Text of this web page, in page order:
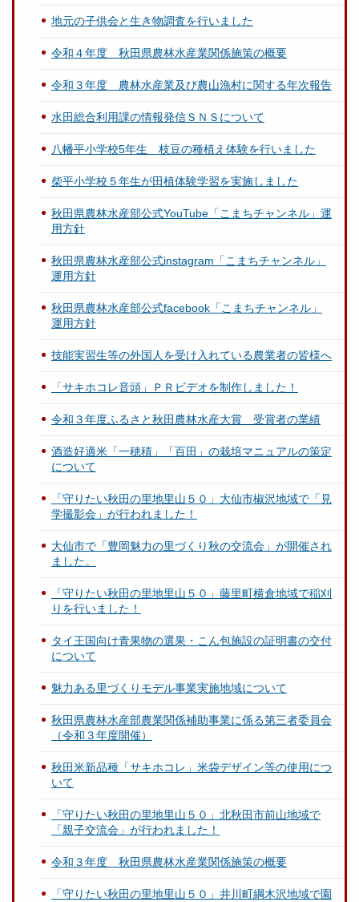
地元の子供会と生き物調査を行いました
令和４年度 秋田県農林水産業関係施策の概要
令和３年度 農林水産業及び農山漁村に関する年次報告
水田総合利用課の情報発信ＳＮＳについて
八幡平小学校5年生 枝豆の種植え体験を行いました
柴平小学校５年生が田植体験学習を実施しました
秋田県農林水産部公式YouTube「こまちチャンネル」運
用方針
秋田県農林水産部公式instagram「こまちチャンネル」
運用方針
秋田県農林水産部公式facebook「こまちチャンネル」
運用方針
技能実習生等の外国人を受け入れている農業者の皆様へ
「サキホコレ音頭」ＰＲビデオを制作しました！
令和３年度ふるさと秋田農林水産大賞 受賞者の業績
酒造好適米「一穂積」「百田」の栽培マニュアルの策定
について
「守りたい秋田の里地里山５０」大仙市椒沢地域で「見
学撮影会」が行われました！
大仙市で「豊岡魅力の里づくり秋の交流会」が開催され
ました。
「守りたい秋田の里地里山５０」藤里町横倉地域で稲刈
りを行いました！
タイ王国向け青果物の選果・こん包施設の証明書の交付
について
魅力ある里づくりモデル事業実施地域について
秋田県農林水産部農業関係補助事業に係る第三者委員会
（令和３年度開催）
秋田米新品種「サキホコレ」米袋デザイン等の使用につ
いて
「守りたい秋田の里地里山５０」北秋田市前山地域で
「親子交流会」が行われました！
令和３年度 秋田県農林水産業関係施策の概要
「守りたい秋田の里地里山５０」井川町綱木沢地域で園